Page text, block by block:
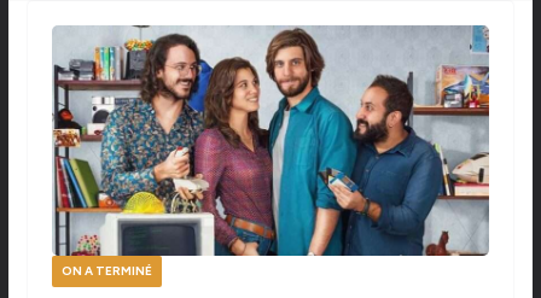
ON A TERMINÉ